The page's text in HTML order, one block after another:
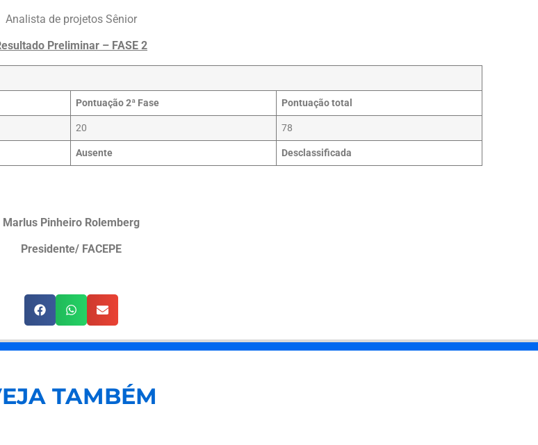
Analista de projetos Sênior
Preliminar – FASE 2
Pontuação 2ª Fase Pontuação total
20 78
Ausente Desclassificada
Marlus Pinheiro Rolemberg
Presidente/ FACEPE
TAMBÉM